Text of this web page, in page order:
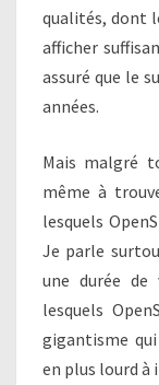
qualités, dont
afficher
assuré que le
années.
Mais malgré
même à
lesquels
Je parle
une durée
lesquels
gigantisme
en plus lourd